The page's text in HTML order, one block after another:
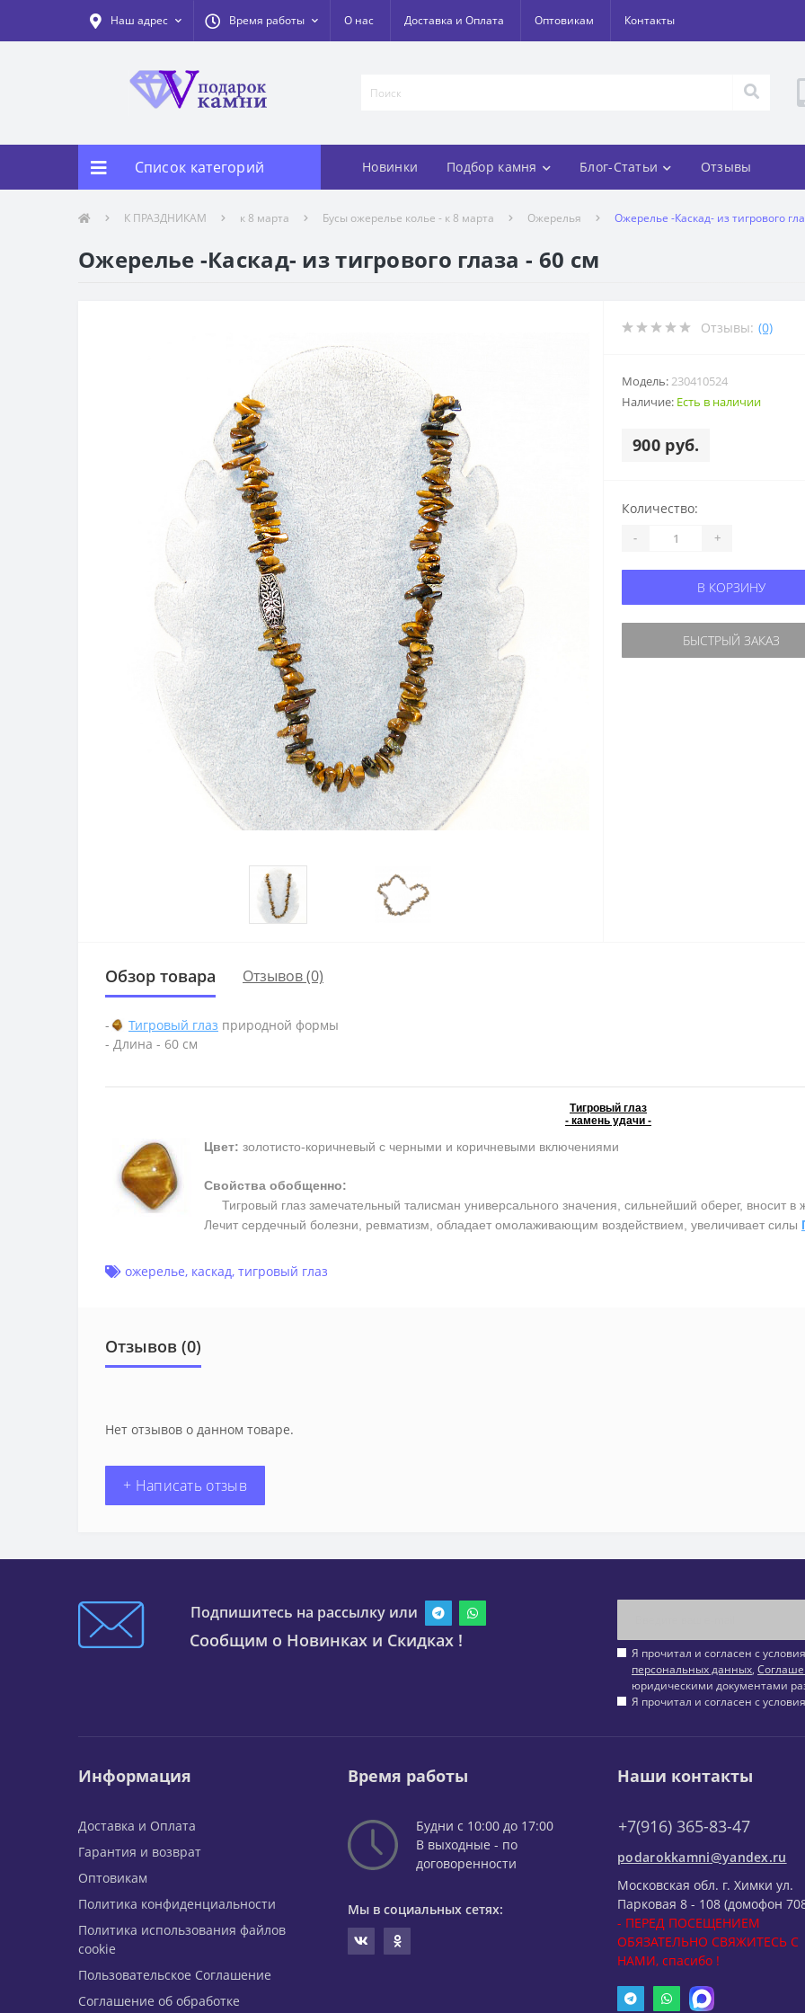
Наш адрес Время работы О нас Доставка и Оплата Оптовикам Контакты
Список категорий Новинки Подбор камня Блог-Статьи Отзывы
К ПРАЗДНИКАМ к 8 марта Бусы ожерелье колье - к 8 марта Ожерелья Ожерелье -Каскад- из тигрового
Ожерелье -Каскад- из тигрового глаза - 60 см
Отзывы: (0)
Модель: 230410524
Наличие: Есть в наличии
900 руб.
Количество:
- +
В КОРЗИНУ
БЫСТРЫЙ ЗАКАЗ
Обзор товара Отзывов (0)
- Тигровый глаз природной формы
- Длина - 60 см
Тигровый глаз
- камень удачи -
Цвет: золотисто-коричневый с черными и коричневыми включениями
Свойства обобщенно:
Тигровый глаз замечательный талисман универсального значения, сильнейший оберег, вносит в
Лечит сердечный болезни, ревматизм, обладает омолаживающим воздействием, увеличивает силы
ожерелье, каскад, тигровый глаз
Отзывов (0)
Нет отзывов о данном товаре.
+ Написать отзыв
Подпишитесь на рассылку или
Сообщим о Новинках и Скидках !
Я прочитал и согласен с
персональных данных,
юридическими документами
Я прочитал и согласен с
Информация
Доставка и Оплата
Гарантия и возврат
Оптовикам
Политика конфиденциальности
Политика использования файлов
cookie
Пользовательское Соглашение
Соглашение об обработке
Время работы
Будни с 10:00 до 17:00
В выходные - по
договоренности
Мы в социальных сетях:
Наши контакты
+7(916) 365-83-47
podarokkamni@yandex.ru
Московская обл. г. Химки ул.
Парковая 8 - 108 (домофон
- ПЕРЕД ПОСЕЩЕНИЕМ
ОБЯЗАТЕЛЬНО СВЯЖИТЕСЬ С
НАМИ, спасибо !